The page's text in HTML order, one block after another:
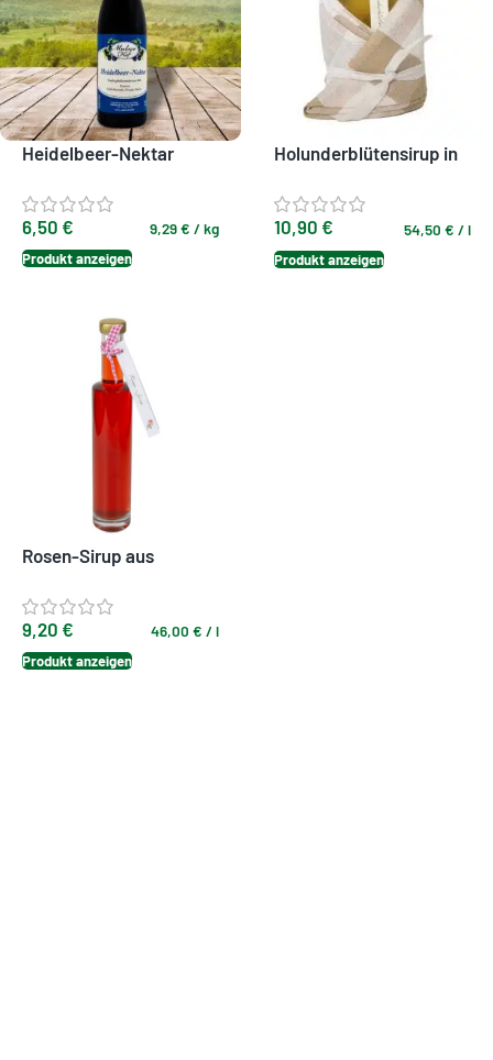
Heidelbeer-Nektar
6,50 € 9,29€ /kg
Produkt anzeigen
Holunderblütensirup in
Geschenkverpackung
10,90 € 54,50 € /l
Produkt anzeigen
Rosen-Sirup aus
9,20 € 46,00 € /l
Produkt anzeigen